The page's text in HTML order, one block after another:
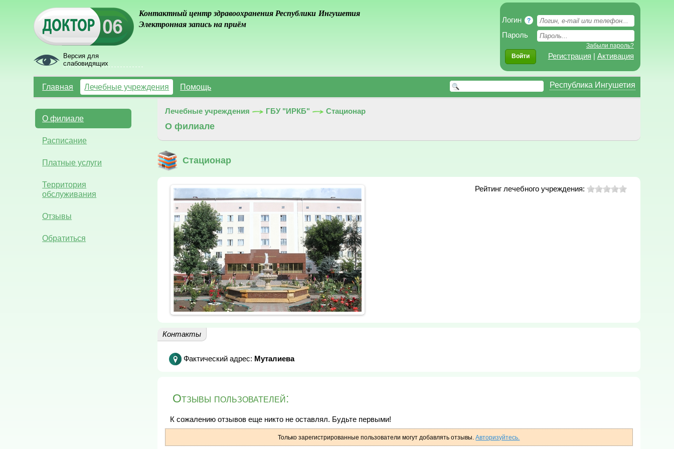
Версия для
слабовидящих
Контактный центр здравоохранения Республики Ингушетия
Электронная запись на приём
Логин ?
Пароль
Войти
Забыли пароль?
Регистрация Активация
Республика Ингушетия
Главная Лечебные учреждения Помощь
О филиале
Расписание
Платные услуги
Территория
обслуживания
Отзывы
Обратиться
Лечебные учреждения ГБУ "ИРКБ" Стационар
О филиале
Стационар
Рейтинг лечебного учреждения:
Контакты
Фактический адрес: Муталиева
Отзывы пользователей:
К сожалению отзывов еще никто не оставлял. Будьте первыми!
Только зарегистрированные пользователи могут добавлять отзывы.Авторизуйтесь.